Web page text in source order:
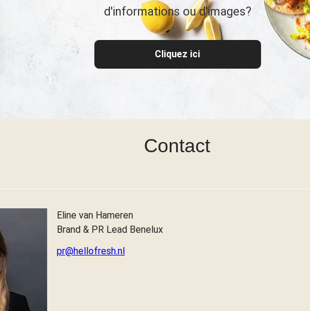
d'informations ou d'images?
Cliquez ici
Contact
Eline van Hameren
Brand & PR Lead Benelux
pr@hellofresh.nl